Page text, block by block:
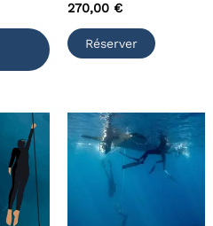
270,00 €
Réserver